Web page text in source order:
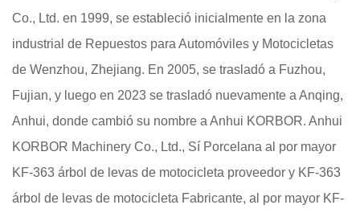
Co., Ltd. en 1999, se estableció inicialmente en la zona
industrial de Repuestos para Automóviles y Motocicletas
de Wenzhou, Zhejiang. En 2005, se trasladó a Fuzhou,
Fujian, y luego en 2023 se trasladó nuevamente a Anqing,
Anhui, donde cambió su nombre a Anhui KORBOR. Anhui
KORBOR Machinery Co., Ltd., Sí Porcelana al por mayor
KF-363 árbol de levas de motocicleta proveedor y KF-363
árbol de levas de motocicleta Fabricante, al por mayor KF-